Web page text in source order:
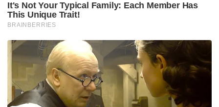
It's Not Your Typical Family: Each Member Has
This Unique Trait!
BRAINBERRIES